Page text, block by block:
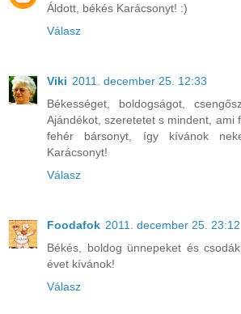
Áldott, békés Karácsonyt! :)
Válasz
Viki 2011. december 25. 12:33
Békességet, boldogságot,
Ajándékot, szeretetet s mindent, ami
fehér bársonyt, így kívánok
Karácsonyt!
Válasz
Foodafok 2011. december 25. 23:12
Békés, boldog ünnepeket és
évet kívánok!
Válasz